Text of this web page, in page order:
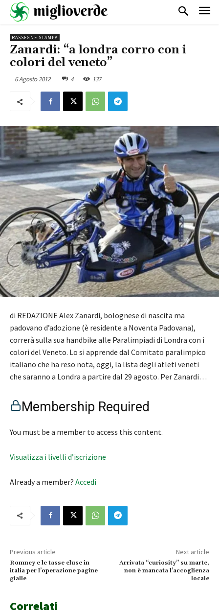
RASSEGNE STAMPA
Zanardi: “a londra corro con i
colori del veneto”
6 Agosto 2012 4 137
di REDAZIONE Alex Zanardi, bolognese di nascita ma
padovano d’adozione (è residente a Noventa Padovana),
correrà sulla sua handbike alle Paralimpiadi di Londra con i
colori del Veneto. Lo si apprende dal Comitato paralimpico
italiano che ha reso nota, oggi, la lista degli atleti veneti
che saranno a Londra a partire dal 29 agosto. Per Zanardi…
Membership Required
You must be a member to access this content.
Visualizza i livelli d’iscrizione
Already a member? Accedi
Previous article
Romney e le tasse eluse in
italia per l’operazione pagine
gialle
Next article
Arrivata “curiosity” su marte,
non è mancata l’accoglienza
locale
Correlati